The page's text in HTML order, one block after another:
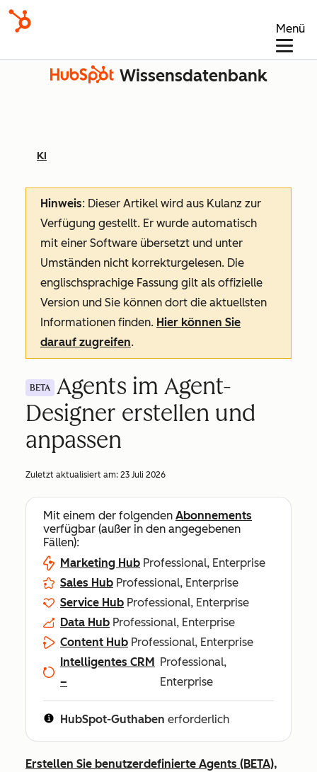
Menü
Wissensdatenbank
KI
Hinweis: Dieser Artikel wird aus Kulanz zur
Verfügung gestellt. Er wurde automatisch
mit einer Software übersetzt und unter
Umständen nicht korrekturgelesen. Die
englischsprachige Fassung gilt als offizielle
Version und Sie können dort die aktuellsten
Informationen finden. Hier können Sie
darauf zugreifen.
BETA
Agents im Agent-
Designer erstellen und
anpassen
Zuletzt aktualisiert am: 23 Juli 2026
Mit einem der folgenden Abonnements
verfügbar (außer in den angegebenen
Fällen):
Marketing Hub Professional, Enterprise
Sales Hub Professional, Enterprise
Service Hub Professional, Enterprise
Data Hub Professional, Enterprise
Content Hub Professional, Enterprise
Intelligentes CRM
–
Professional,
Enterprise
HubSpot-Guthaben erforderlich
Erstellen Sie benutzerdefinierte Agents (BETA),